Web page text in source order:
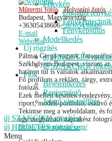
Fénykép
Digitális
Fényképstílus
Modellkedés
Új rögzítés
új HIRDETÉS
új SZAKCIKK
Fiók
Bejelentkezés
Regisztráció
Jelszó visszaállítás
új SZAKCIKK rögzítése
új HIRDETÉS rögzítése
Menu
Műtermi fotós Helyszíni fotós
Budapest, Magyarország
+36305438606+36305438606
E-mail
Weboldal
Pálmai Gergő vagyok,
Székhelyem Budapest, viszont az
határon túl is vállalok
Fő profilom a reklám, tárgy,
fotózás.
Ezek mellett készítek
riport, modell-portfolió, esküvő
Tekintse meg a weboldalam, és
egy megbízható naprakész
https://gergopalmai.com/